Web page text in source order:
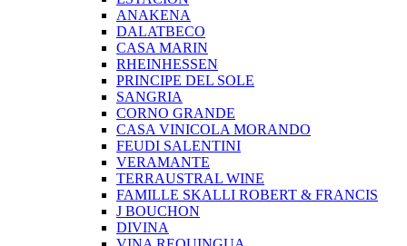
ANAKENA
DALATBECO
CASA MARIN
RHEINHESSEN
PRINCIPE DEL SOLE
SANGRIA
CORNO GRANDE
CASA VINICOLA MORANDO
FEUDI SALENTINI
VERAMANTE
TERRAUSTRAL WINE
FAMILLE SKALLI ROBERT & FRANCIS
J BOUCHON
DIVINA